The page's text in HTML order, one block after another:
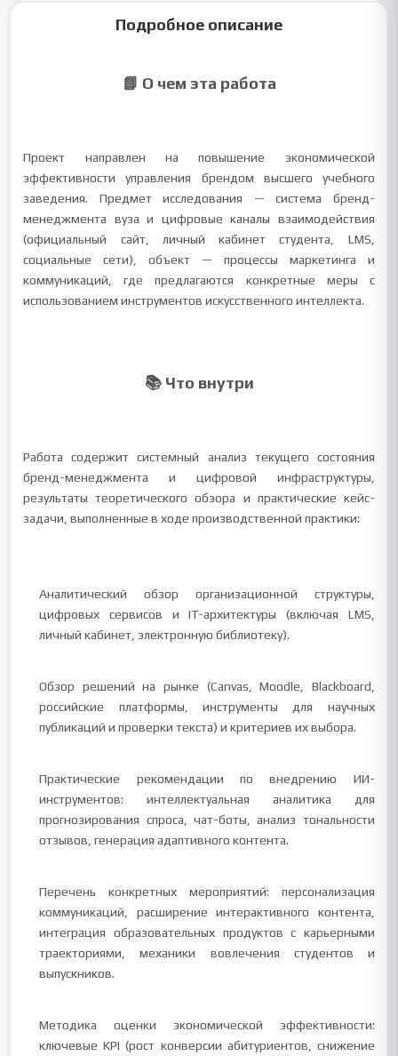
Подробное описание
📘 О чем эта работа
Проект направлен на повышение экономической
эффективности управления брендом высшего учебного
заведения. Предмет исследования — система бренд-
менеджмента вуза и цифровые каналы взаимодействия
(официальный сайт, личный кабинет студента, LMS,
социальные сети), объект — процессы маркетинга и
коммуникаций, где предлагаются конкретные меры с
использованием инструментов искусственного интеллекта.
📚 Что внутри
Работа содержит системный анализ текущего состояния
бренд-менеджмента и цифровой инфраструктуры,
результаты теоретического обзора и практические кейс-
задачи, выполненные в ходе производственной практики:
Аналитический обзор организационной структуры,
цифровых сервисов и IT-архитектуры (включая LMS,
личный кабинет, электронную библиотеку).
Обзор решений на рынке (Canvas, Moodle, Blackboard,
российские платформы, инструменты для научных
публикаций и проверки текста) и критериев их выбора.
Практические рекомендации по внедрению ИИ-
инструментов: интеллектуальная аналитика для
прогнозирования спроса, чат-боты, анализ тональности
отзывов, генерация адаптивного контента.
Перечень конкретных мероприятий: персонализация
коммуникаций, расширение интерактивного контента,
интеграция образовательных продуктов с карьерными
траекториями, механики вовлечения студентов и
выпускников.
Методика оценки экономической эффективности:
ключевые KPI (рост конверсии абитуриентов, снижение